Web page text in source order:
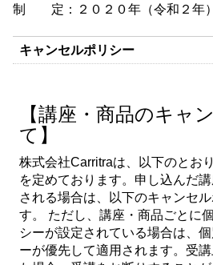
制 定：２０２０年（令和２年
キャンセルポリシー
【講座・商品のキャ
て】
株式会社Carritraは、以下のとお
を定めております。申し込んだ
される場合は、以下のキャンセ
す。 ただし、講座・商品ごとに
シーが設定されている場合は、
ーが優先して適用されます。受